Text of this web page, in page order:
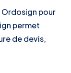
pour
permet
de devis,